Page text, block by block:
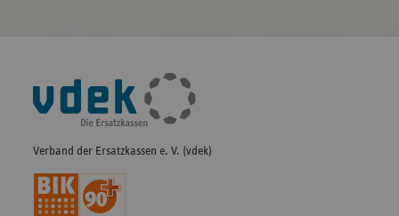
Fußleisten-
Navigation
Verband der Ersatzkassen e. V. (vdek)